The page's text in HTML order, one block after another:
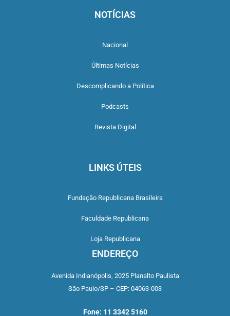
NOTÍCIAS
Nacional
Últimas Notícias
Descomplicando a Política
Podcasts
Revista Digital
LINKS ÚTEIS
Fundação Republicana Brasileira
Faculdade Republicana
Loja Republicana
ENDEREÇO
Avenida Indianópolis, 2025 Planalto Paulista
São Paulo/SP – CEP: 04063-003
Fone: 11 3342 5160